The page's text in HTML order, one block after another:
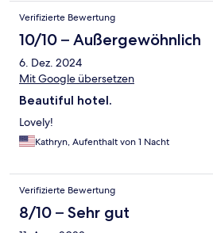
Verifizierte Bewertung
10/10 – Außergewöhnlich
6. Dez. 2024
Mit Google übersetzen
Beautiful hotel.
Lovely!
Kathryn, Aufenthalt von 1 Nacht
Verifizierte Bewertung
8/10 – Sehr gut